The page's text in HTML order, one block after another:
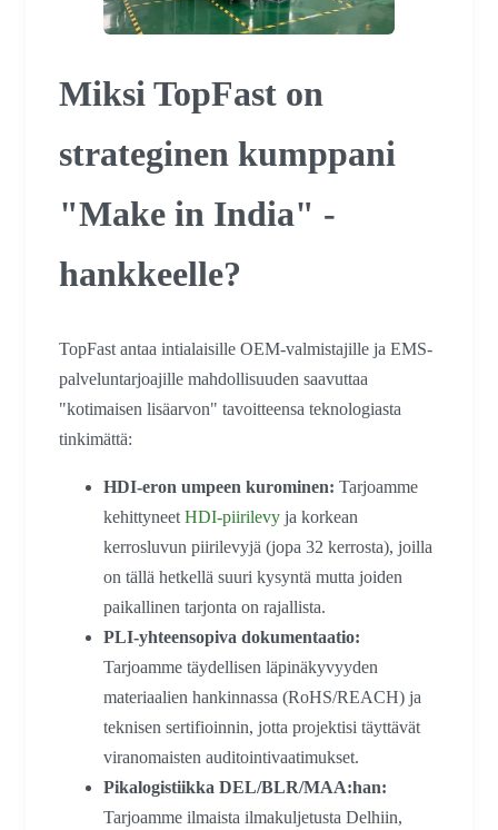
Miksi TopFast on
strateginen kumppani
"Make in India" -
hankkeelle?
TopFast antaa intialaisille OEM-valmistajille ja EMS-
palveluntarjoajille mahdollisuuden saavuttaa
"kotimaisen lisäarvon" tavoitteensa teknologiasta
tinkimättä:
HDI-eron umpeen kurominen: Tarjoamme
kehittyneet HDI-piirilevy ja korkean
kerrosluvun piirilevyjä (jopa 32 kerrosta), joilla
on tällä hetkellä suuri kysyntä mutta joiden
paikallinen tarjonta on rajallista.
PLI-yhteensopiva dokumentaatio:
Tarjoamme täydellisen läpinäkyvyyden
materiaalien hankinnassa (RoHS/REACH) ja
teknisen sertifioinnin, jotta projektisi täyttävät
viranomaisten auditointivaatimukset.
Pikalogistiikka DEL/BLR/MAA:han:
Tarjoamme ilmaista ilmakuljetusta Delhiin,